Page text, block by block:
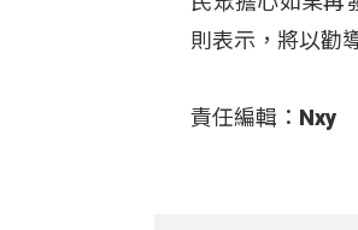
則表示，將以勸
責任編輯：Nxy